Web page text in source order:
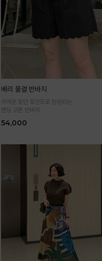
베리 물결 반바지
귀여운 밑단 포인트로 완성되는
밴딩 코튼 반바지
54,000